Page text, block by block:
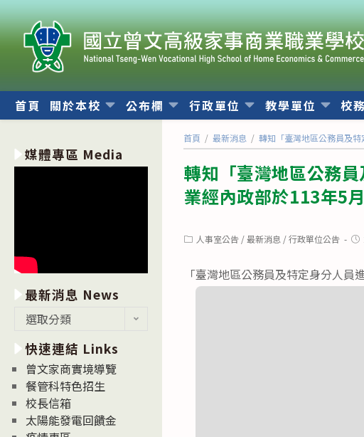
跳
轉
至
內
首頁 關於本校 公布欄 行政單位 教學單位 校
首頁 / 最新消息 / 轉知「臺灣地區公務員及
轉知「臺灣地區公務
業經內政部於113年5
Post人事室公告 / 最新消息 / 行政單位公告
「臺灣地區公務員及特定身分人
媒體專區 Media
最新消息 News
消
息
News
選取分類
快速連結 Links
曾文家商實境導覽
餐管科特色招生
校長信箱
太陽能發電回饋金